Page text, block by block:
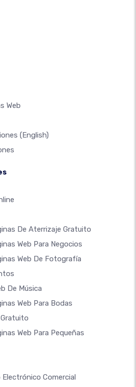
Web
(English)
De Aterrizaje Gratuito
Web Para Negocios
Web De Fotografía
De Música
Web Para Bodas
Web Para Pequeñas
Comercial